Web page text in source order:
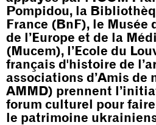
Pompidou, la
France (BnF), le
de l’Europe et de la
(Mucem), l’Ecole du
français d'histoire de
associations d’Amis de
AMMD) prennent
forum culturel pour
le patrimoine